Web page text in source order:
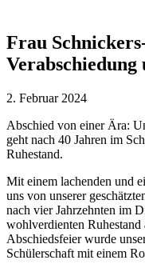
Frau
2. Februar 2024
Abschied von einer Ära:
geht nach 40 Jahren im
Ruhestand.
Mit einem lachenden und
uns von unserer
nach vier Jahrzehnten im
wohlverdienten
Abschiedsfeier wurde
Schülerschaft mit einem